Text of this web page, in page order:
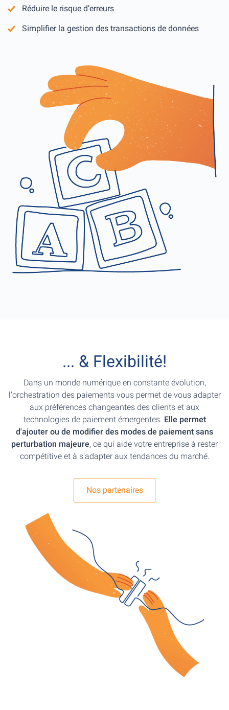
Réduire le risque d’erreurs
Simplifier la gestion des transactions de données
... & Flexibilité!
Dans un monde numérique en constante évolution,
l'orchestration des paiements vous permet de vous adapter
aux préférences changeantes des clients et aux
technologies de paiement émergentes. Elle permet
d'ajouter ou de modifier des modes de paiement sans
perturbation majeure, ce qui aide votre entreprise à rester
compétitive et à s'adapter aux tendances du marché.
Nos partenaires